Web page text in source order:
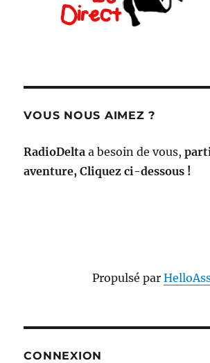
VOUS NOUS AIMEZ ?
RadioDelta a besoin de vous,
aventure, Cliquez ci-dessous !
Propulsé par
CONNEXION